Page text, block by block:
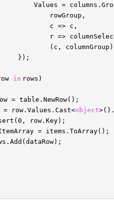
Values =
rowGroup,
c => c,
r =>
(c,
});
in rows)
= table.NewRow();
= row.Values.Cast<object
row.Key);
= items.ToArray();